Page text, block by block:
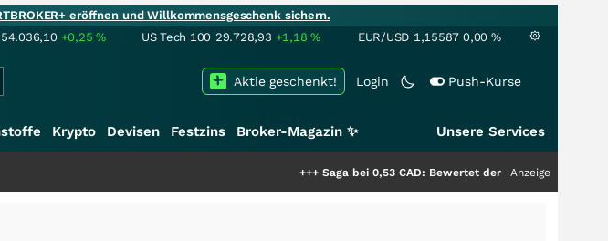
eröffnen und Willkommensgeschenk sichern.
54.036,10 +0,25% US Tech 100 29.728,93 +1,18% EUR/USD 1,15587 0,00 %
Login Push-Kurse
Aktie geschenkt!
Krypto Devisen Festzins Broker-Magazin ✨ Unsere Services
Saga bei 0,53 CAD: Bewertet der Markt noch immer nur
Anzeige